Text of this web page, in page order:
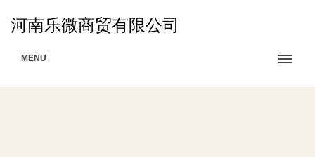
河南乐微商贸有限公司
MENU